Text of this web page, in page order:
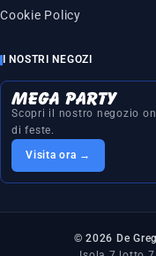
Cookie Policy
I NOSTRI NEGOZI
Scopri il nostro negozio
di feste.
Visita ora →
© 2026 De